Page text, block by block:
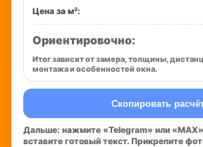
Цена за м²:
Ориентировочно:
Итог зависит от замера, толщины,
монтажа и особенностей окна.
Скопировать
Дальше: нажмите «Telegram» или
вставите готовый текст. Прикрепите